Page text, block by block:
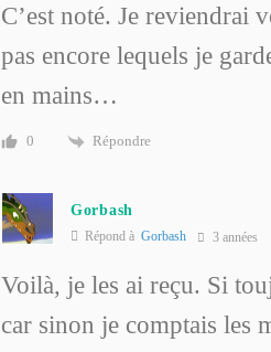
C’est noté. Je reviendrai
pas encore lequels je
en mains…
0 Répondre
Gorbash
Répond à Gorbash 3 années
Voilà, je les ai reçu. Si
car sinon je comptais les